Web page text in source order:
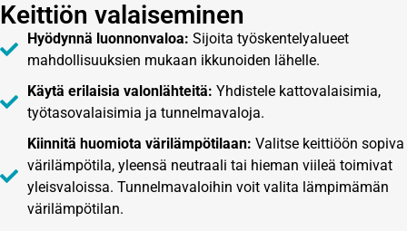
Keittiön valaiseminen
Hyödynnä luonnonvaloa: Sijoita työskentelyalueet
mahdollisuuksien mukaan ikkunoiden lähelle.
Käytä erilaisia valonlähteitä: Yhdistele kattovalaisimia,
työtasovalaisimia ja tunnelmavaloja.
Kiinnitä huomiota värilämpötilaan: Valitse keittiöön sopiva
värilämpötila, yleensä neutraali tai hieman viileä toimivat
yleisvaloissa. Tunnelmavaloihin voit valita lämpimämän
värilämpötilan.